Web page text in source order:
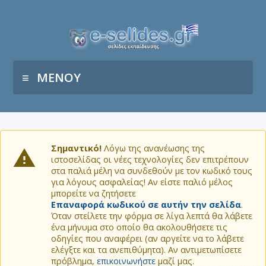
ΜΕΝΟΥ
Σημαντικό! Λόγω της ανανέωσης της
ιστοσελίδας οι νέες τεχνολογίες δεν επιτρέπουν
στα παλιά μέλη να συνδεθούν με τον κωδικό τους
για λόγους ασφαλείας! Αν είστε παλιό μέλος
μπορείτε να ζητήσετε
Επαναφορά κωδικού σε αυτήν την σελίδα.
Όταν στείλετε την φόρμα σε λίγα λεπτά θα λάβετε
ένα μήνυμα στο οποίο θα ακολουθήσετε τις
οδηγίες που αναφέρει (αν αργείτε να το λάβετε
ελέγξτε και τα ανεπιθύμητα). Αν αντιμετωπίσετε
πρόβλημα, επικοινωνήστε μαζί μας.